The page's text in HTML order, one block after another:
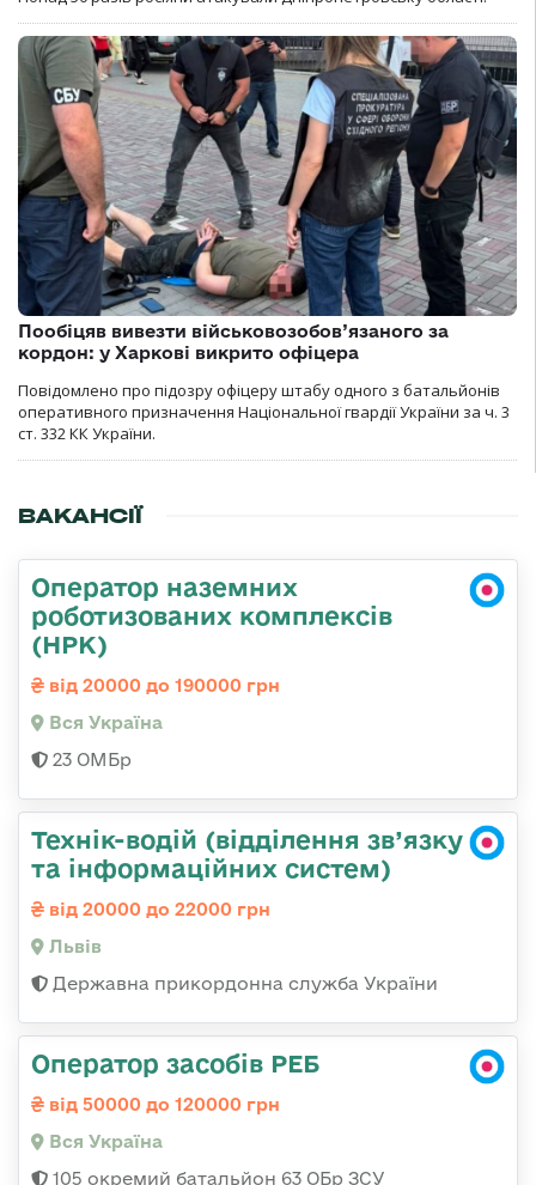
Пообіцяв вивезти військовозобов’язаного за
кордон: у Харкові викрито офіцера
Повідомлено про підозру офіцеру штабу одного з батальйонів
оперативного призначення Національної гвардії України за ч. 3
ст. 332 КК України.
ВАКАНСІЇ
Оператор наземних
роботизованих комплексів
(НРК)
від 20000 до 190000 грн
Вся Україна
23 ОМБр
Технік-водій (відділення зв’язку
та інформаційних систем)
від 20000 до 22000 грн
Львів
Державна прикордонна служба України
Оператор засобів РЕБ
від 50000 до 120000 грн
Вся Україна
105 окремий батальйон 63 ОБр ЗСУ